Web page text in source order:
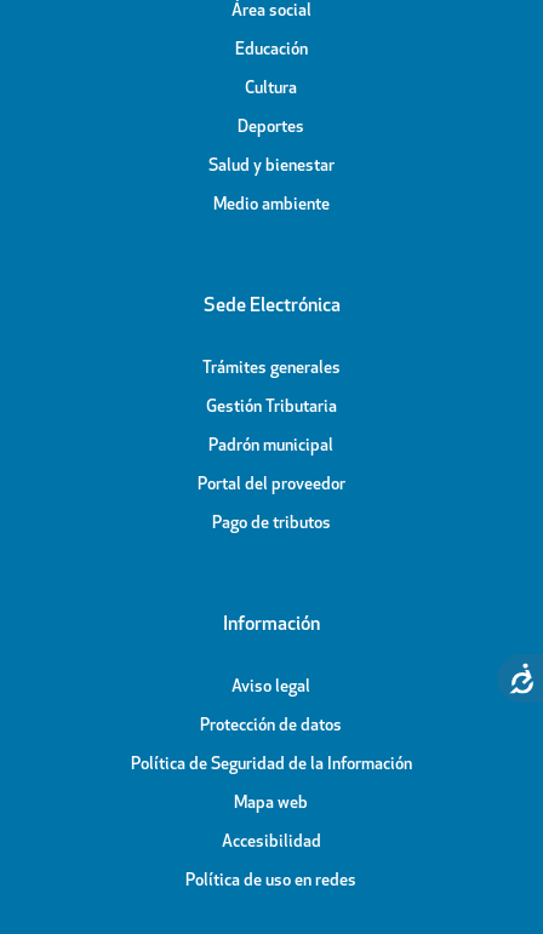
Área social
Educación
Cultura
Deportes
Salud y bienestar
Medio ambiente
Sede Electrónica
Trámites generales
Gestión Tributaria
Padrón municipal
Portal del proveedor
Pago de tributos
Información
Aviso legal
Protección de datos
Política de Seguridad de la Información
Mapa web
Accesibilidad
Política de uso en redes